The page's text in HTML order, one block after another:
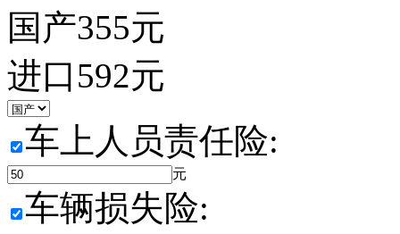
国产355元
进口592元
车上人员责任险:
元
车辆损失险: